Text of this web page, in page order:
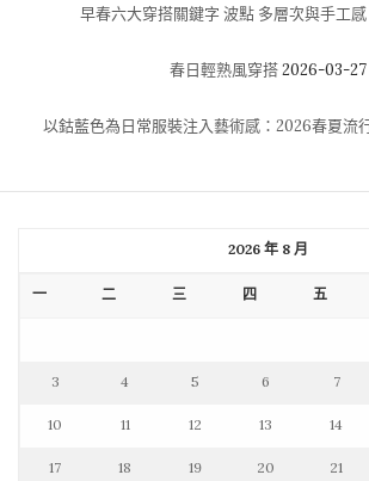
早春六大穿搭關鍵字 波點 多層次與手工感
春日輕熟風穿搭 2026-03-27
以鈷藍色為日常服裝注入藝術感：2026春夏流
2026 年 8 月
一 二 三 四 五
3 4 5 6 7
10 11 12 13 14
17 18 19 20 21